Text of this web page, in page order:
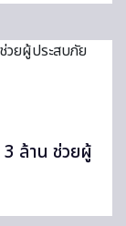
ล้าน ช่วยผู้